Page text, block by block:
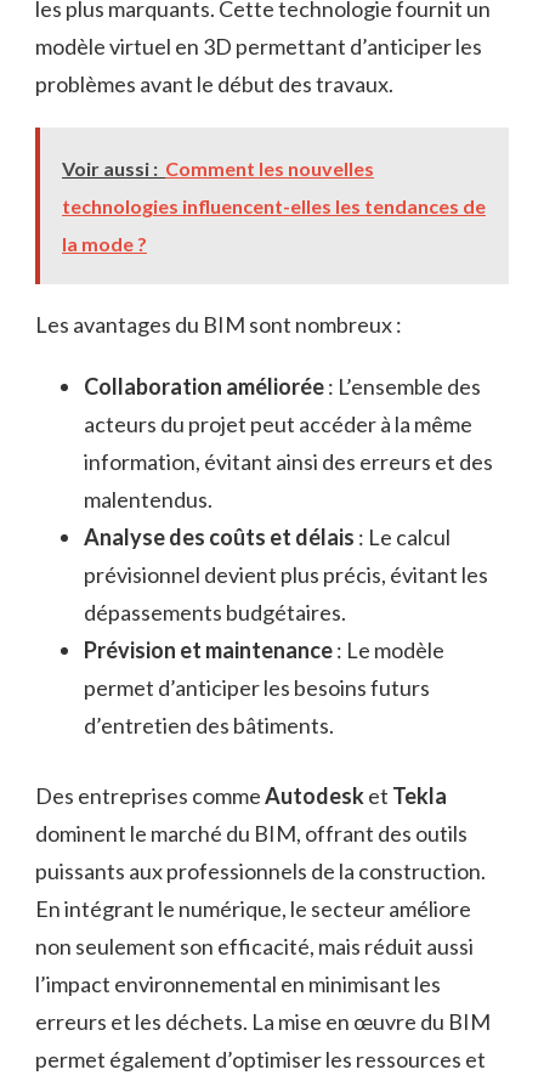
les plus marquants. Cette technologie fournit un
modèle virtuel en 3D permettant d’anticiper les
problèmes avant le début des travaux.
Voir aussi : Comment les nouvelles
technologies influencent-elles les tendances de
la mode ?
Les avantages du BIM sont nombreux :
Collaboration améliorée: L’ensemble des
acteurs du projet peut accéder à la même
information, évitant ainsi des erreurs et des
malentendus.
Analyse des coûts et délais : Le calcul
prévisionnel devient plus précis, évitant les
dépassements budgétaires.
Prévision et maintenance: Le modèle
permet d’anticiper les besoins futurs
d’entretien des bâtiments.
Des entreprises commeAutodesket Tekla
dominent le marché du BIM, offrant des outils
puissants aux professionnels de la construction.
En intégrant le numérique, le secteur améliore
non seulement son efficacité, mais réduit aussi
l’impact environnemental en minimisant les
erreurs et les déchets. La mise en œuvre du BIM
permet également d’optimiser les ressources et